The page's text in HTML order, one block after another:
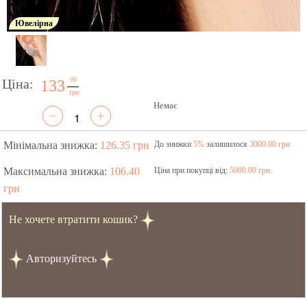
Ювелірна
Ціна: 133
00
грн
Немає
Мінімальна знижка: 126.35 грн До знижки 5%залишилося 3000.00 грн
Максимальна знижка: 106.40
грн
Ціна при покупці від: 5000.00 грн.
Не хочете втратити кошик?
Авторизуйтесь